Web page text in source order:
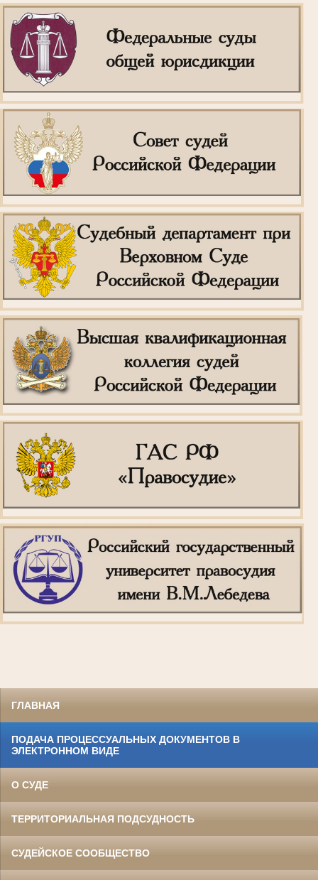
ГЛАВНАЯ
ПОДАЧА ПРОЦЕССУАЛЬНЫХ ДОКУМЕНТОВ В
ЭЛЕКТРОННОМ ВИДЕ
О СУДЕ
ТЕРРИТОРИАЛЬНАЯ ПОДСУДНОСТЬ
СУДЕЙСКОЕ СООБЩЕСТВО